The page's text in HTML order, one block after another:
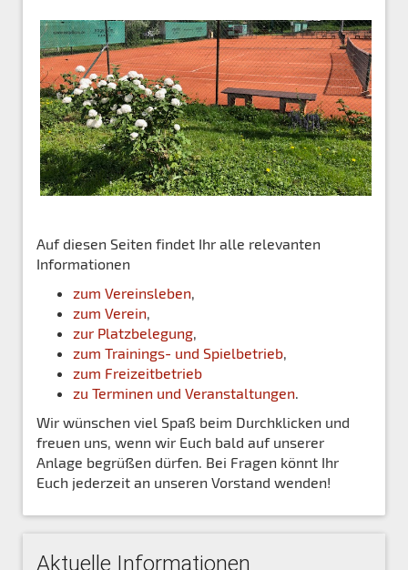
Auf diesen Seiten findet Ihr alle relevanten
Informationen
zum Vereinsleben,
zum Verein,
zur Platzbelegung,
zum Trainings- und Spielbetrieb,
zum Freizeitbetrieb
zu Terminen und Veranstaltungen.
Wir wünschen viel Spaß beim Durchklicken und
freuen uns, wenn wir Euch bald auf unserer
Anlage begrüßen dürfen. Bei Fragen könnt Ihr
Euch jederzeit an unseren Vorstand wenden!
Aktuelle Informationen